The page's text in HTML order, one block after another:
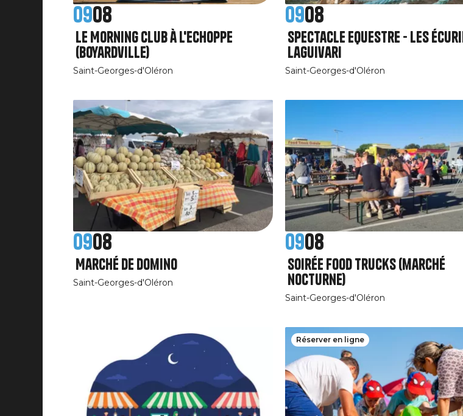
0908
Le Morning Club à L'Echoppe
(Boyardville)
Saint-Georges-d'Oléron
0908
Spectacle Equestre - Les Écuries
Laguivari
Saint-Georges-d'Oléron
0908
Marché de Domino
Saint-Georges-d'Oléron
0908
Soirée Food Trucks (marché
nocturne)
Saint-Georges-d'Oléron
Réserver en ligne